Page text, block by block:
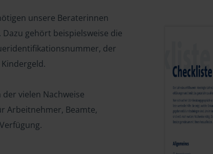
unsere Beraterinnen
gehört beispielsweise die
der
vielen Nachweise
Arbeitnehmer, Beamte,